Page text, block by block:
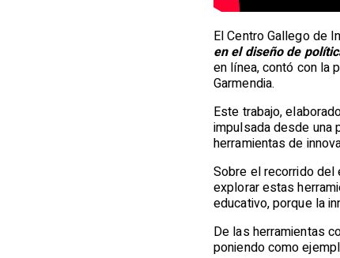
El Centro Gallego de
en el diseño de
en línea, contó con la
Garmendia.
Este trabajo,
impulsada desde una
herramientas de
Sobre el recorrido del
explorar estas
educativo, porque la
De las herramientas
poniendo como